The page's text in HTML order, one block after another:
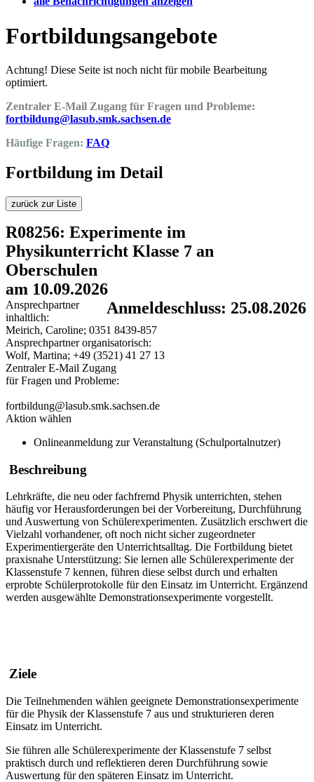
Fortbildungsangebote
Achtung! Diese Seite ist noch nicht für mobile Bearbeitung
optimiert.
Zentraler E-Mail Zugang für Fragen und Probleme:
fortbildung@lasub.smk.sachsen.de
Häufige Fragen: FAQ
Fortbildung im Detail
zurück zur Liste
R08256: Experimente im
Physikunterricht Klasse 7 an
Oberschulen
am 10.09.2026
Anmeldeschluss: 25.08.2026
Ansprechpartner
inhaltlich:
Meirich, Caroline; 0351 8439-857
Ansprechpartner organisatorisch:
Wolf, Martina; +49 (3521) 41 27 13
Zentraler E-Mail Zugang
für Fragen und Probleme:
fortbildung@lasub.smk.sachsen.de
Aktion wählen
Onlineanmeldung zur Veranstaltung (Schulportalnutzer)
Beschreibung
Lehrkräfte, die neu oder fachfremd Physik unterrichten, stehen
häufig vor Herausforderungen bei der Vorbereitung, Durchführung
und Auswertung von Schülerexperimenten. Zusätzlich erschwert die
Vielzahl vorhandener, oft noch nicht sicher zugeordneter
Experimentiergeräte den Unterrichtsalltag. Die Fortbildung bietet
praxisnahe Unterstützung: Sie lernen alle Schülerexperimente der
Klassenstufe 7 kennen, führen diese selbst durch und erhalten
erprobte Schülerprotokolle für den Einsatz im Unterricht. Ergänzend
werden ausgewählte Demonstrationsexperimente vorgestellt.
Ziele
Die Teilnehmenden wählen geeignete Demonstrationsexperimente
für die Physik der Klassenstufe 7 aus und strukturieren deren
Einsatz im Unterricht.
Sie führen alle Schülerexperimente der Klassenstufe 7 selbst
praktisch durch und reflektieren deren Durchführung sowie
Auswertung für den späteren Einsatz im Unterricht.